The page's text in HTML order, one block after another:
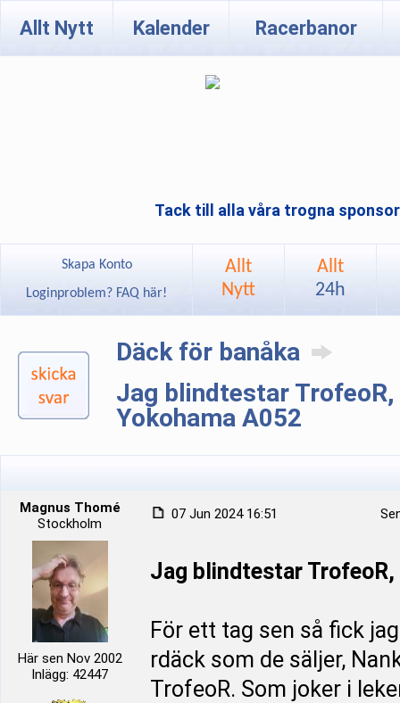
Allt Nytt Kalender Racerbanor
Tack till alla våra trogna
Skapa Konto
Loginproblem? FAQ här!
Allt
Nytt
Allt
24h
Däck för banåka
Jag blindtestar TrofeoR,
Yokohama A052
Magnus Thomé
Stockholm
Här sen Nov 2002
Inlägg: 42447
07 Jun 2024 16:51
Jag blindtestar TrofeoR,
För ett tag sen så fick
rdäck som de säljer,
TrofeoR. Som joker i